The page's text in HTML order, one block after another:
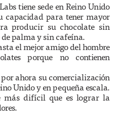
tiene sede en Reino Unido
capacidad para tener mayor
producir su chocolate sin
palma y sin cafeína.
el mejor amigo del hombre
porque no contienen
ahora su comercialización
Unido y en pequeña escala.
más difícil que es lograr la